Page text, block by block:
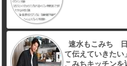
速水もこみち
て伝えていきた
こみちキッチンを